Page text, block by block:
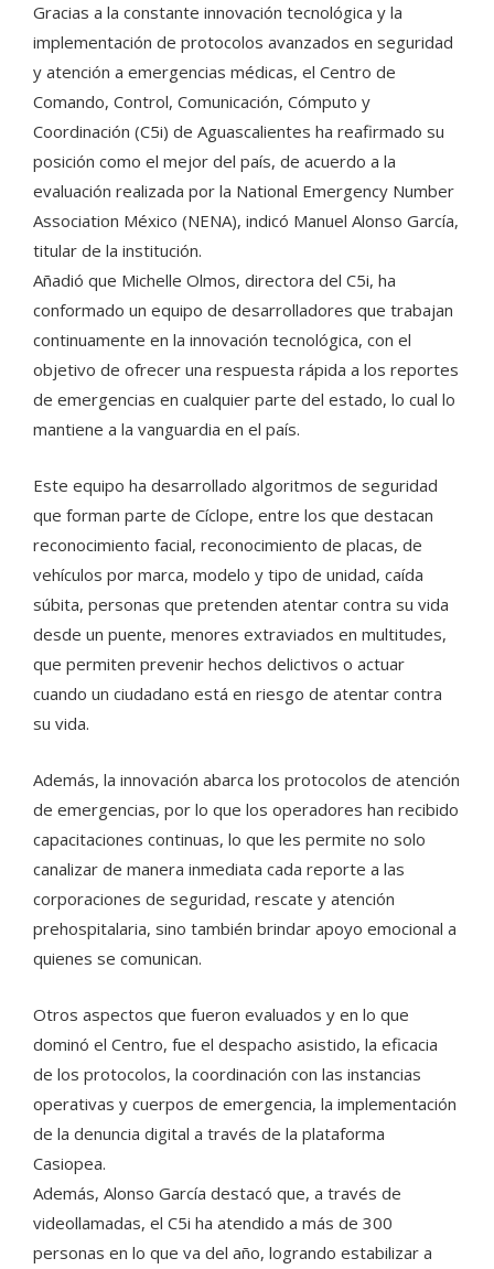
Gracias a la constante innovación tecnológica y la
implementación de protocolos avanzados en seguridad
y atención a emergencias médicas, el Centro de
Comando, Control, Comunicación, Cómputo y
Coordinación (C5i) de Aguascalientes ha reafirmado su
posición como el mejor del país, de acuerdo a la
evaluación realizada por la National Emergency Number
Association México (NENA), indicó Manuel Alonso García,
titular de la institución.
Añadió que Michelle Olmos, directora del C5i, ha
conformado un equipo de desarrolladores que trabajan
continuamente en la innovación tecnológica, con el
objetivo de ofrecer una respuesta rápida a los reportes
de emergencias en cualquier parte del estado, lo cual lo
mantiene a la vanguardia en el país.
Este equipo ha desarrollado algoritmos de seguridad
que forman parte de Cíclope, entre los que destacan
reconocimiento facial, reconocimiento de placas, de
vehículos por marca, modelo y tipo de unidad, caída
súbita, personas que pretenden atentar contra su vida
desde un puente, menores extraviados en multitudes,
que permiten prevenir hechos delictivos o actuar
cuando un ciudadano está en riesgo de atentar contra
su vida.
Además, la innovación abarca los protocolos de atención
de emergencias, por lo que los operadores han recibido
capacitaciones continuas, lo que les permite no solo
canalizar de manera inmediata cada reporte a las
corporaciones de seguridad, rescate y atención
prehospitalaria, sino también brindar apoyo emocional a
quienes se comunican.
Otros aspectos que fueron evaluados y en lo que
dominó el Centro, fue el despacho asistido, la eficacia
de los protocolos, la coordinación con las instancias
operativas y cuerpos de emergencia, la implementación
de la denuncia digital a través de la plataforma
Casiopea.
Además, Alonso García destacó que, a través de
videollamadas, el C5i ha atendido a más de 300
personas en lo que va del año, logrando estabilizar a